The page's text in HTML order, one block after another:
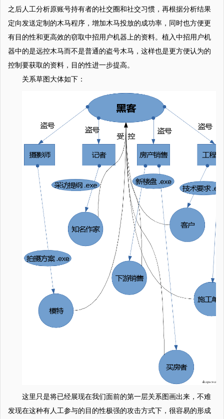
之后人工分析原账号持有者的社交圈和社交习惯，再根据分析结果
定向发送定制的木马程序，增加木马投放的成功率，同时也方便更
有目的性和更高效的窃取中招用户机器上的资料。植入中招用户机
器中的是远控木马而不是普通的盗号木马，这样也是更方便认为的
控制要获取的资料，目的性进一步提高。
关系草图大体如下：
这里只是将已经展现在我们面前的第一层关系图画出来，不难
发现在这种有人工参与的目的性极强的攻击方式下，很容易的形成